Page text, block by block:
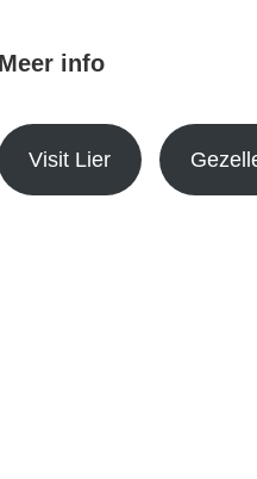
Meer info
Visit Lier